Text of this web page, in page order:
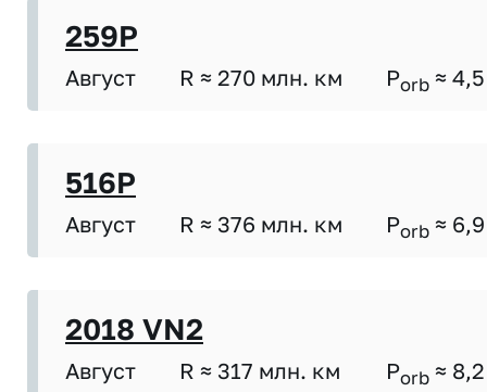
259P
Август R ≈ 270 млн. км Porb ≈ 4,5
516P
Август R ≈ 376 млн. км Porb ≈ 6,9
2018 VN2
Август R ≈ 317 млн. км Porb ≈ 8,2